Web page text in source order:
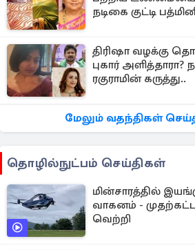
நடிகை குட்டி
திரிஷா வழக்கு
புகார் அளித்தாரா?
ரகுராமின் கருத்து..
மேலும் வதந்திகள்
தொழில்நுட்பம் செய்திகள்
மின்சாரத்தில்
வாகனம் -
வெற்றி